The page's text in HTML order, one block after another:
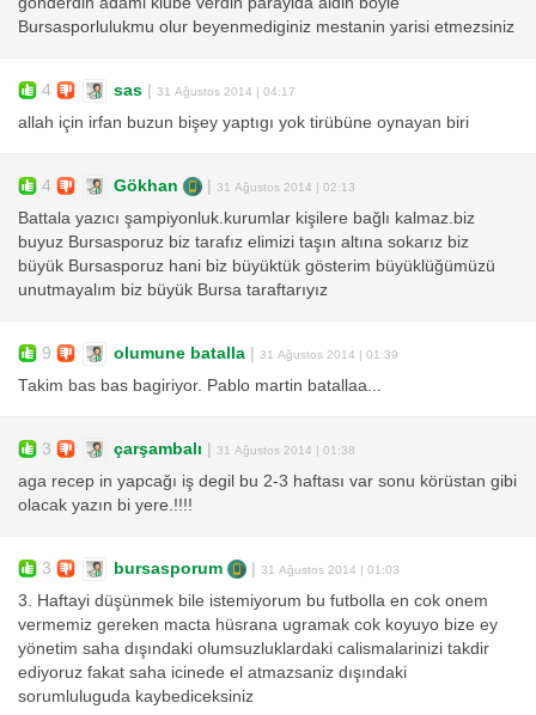
Bursasporlulukmu olur beyenmediginiz mestanin yarisi etmezsiniz
4 sas | 31 Ağustos 2014 | 04:17
allah için irfan buzun bişey yaptıgı yok tirübüne oynayan biri
4 Gökhan | 31 Ağustos 2014 | 02:13
Battala yazıcı şampiyonluk.kurumlar kişilere bağlı kalmaz.biz
buyuz Bursasporuz biz tarafız elimizi taşın altına sokarız biz
büyük Bursasporuz hani biz büyüktük gösterim büyüklüğümüzü
unutmayalım biz büyük Bursa taraftarıyız
9 olumune batalla | 31 Ağustos 2014 | 01:39
Takim bas bas bagiriyor. Pablo martin batallaa...
3 çarşambalı | 31 Ağustos 2014 | 01:38
aga recep in yapcağı iş degil bu 2-3 haftası var sonu körüstan gibi
olacak yazın bi yere.!!!!
3 bursasporum | 31 Ağustos 2014 | 01:03
3. Haftayi düşünmek bile istemiyorum bu futbolla en cok onem
vermemiz gereken macta hüsrana ugramak cok koyuyo bize ey
yönetim saha dışındaki olumsuzluklardaki calismalarinizi takdir
ediyoruz fakat saha icinede el atmazsaniz dışındaki
sorumluluguda kaybediceksiniz